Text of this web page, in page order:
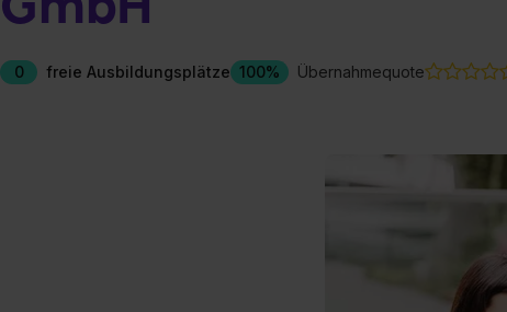
0 freie Ausbildungsplätze 100% Übernahmequote